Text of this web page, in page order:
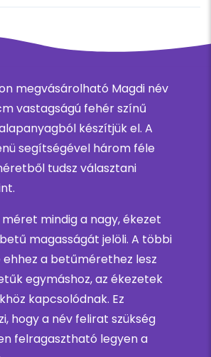
megvásárolható Magdi név
vastagságú fehér színű
készítjük el. A
segítségével három féle
tudsz választani
mindig a nagy, ékezet
magasságát jelöli. A többi
a betűmérethez lesz
egymáshoz, az ékezetek
kapcsolódnak. Ez
hogy a név felirat szükség
felragasztható legyen a